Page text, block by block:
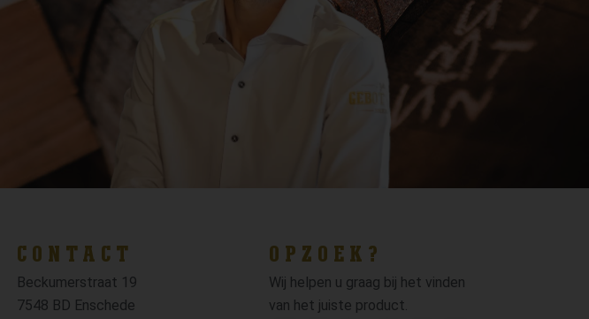
CONTACT
Beckumerstraat 19
7548 BD Enschede
OPZOEK?
Wij helpen u graag bij het vinden
van het juiste product.